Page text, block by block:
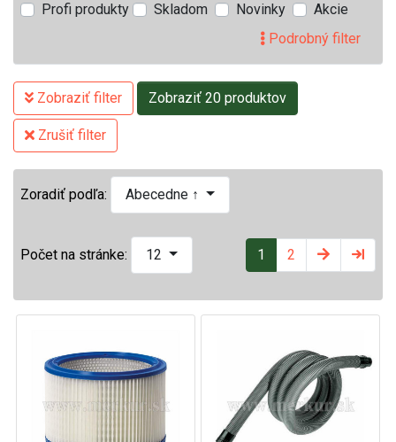
Profi produkty Skladom Novinky
Akcie
Podrobný filter
Zobraziť filter Zobraziť 20 produktov
Zrušiť filter
Zoradiť podľa: Abecedne ↑
Počet na stránke: 12 1 2